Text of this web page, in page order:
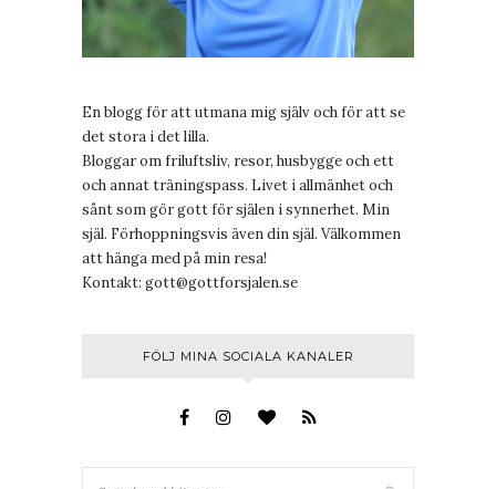
En blogg för att utmana mig själv och för att se
det stora i det lilla.
Bloggar om friluftsliv, resor, husbygge och ett
och annat träningspass. Livet i allmänhet och
sånt som gör gott för själen i synnerhet. Min
själ. Förhoppningsvis även din själ. Välkommen
att hänga med på min resa!
Kontakt: gott@gottforsjalen.se
FÖLJ MINA SOCIALA KANALER